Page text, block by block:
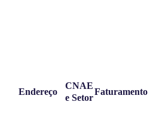
Endereço
CNAE
e Setor
Faturamento